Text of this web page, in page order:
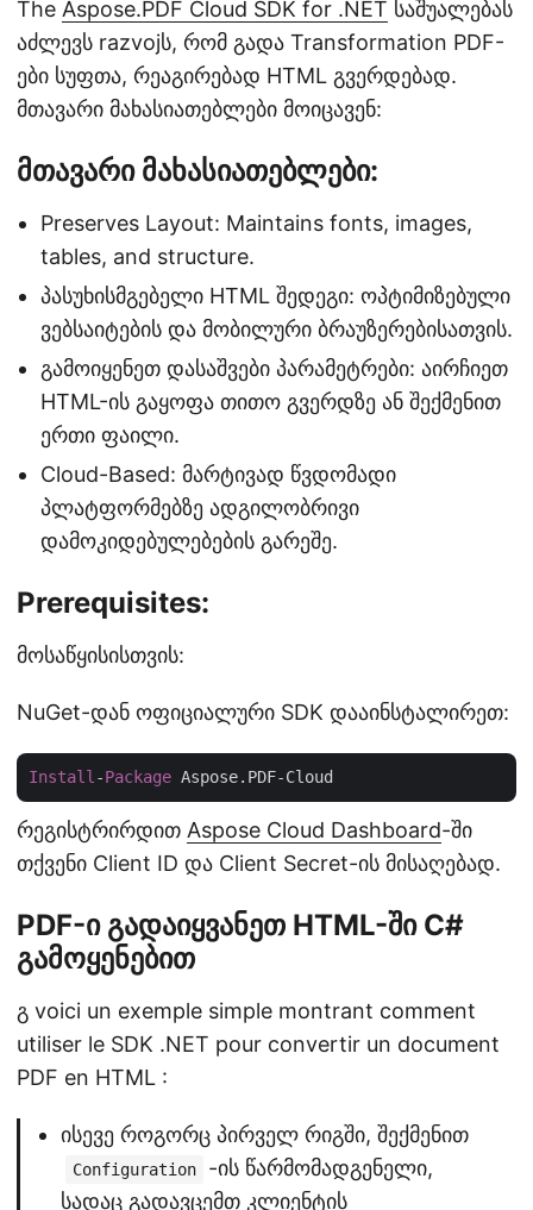
The Aspose.PDF Cloud SDK for .NET საშუალებას
აძლევს razvojს, რომ გადა Transformation PDF-
ები სუფთა, რეაგირებად HTML გვერდებად.
მთავარი მახასიათებლები მოიცავენ:
მთავარი მახასიათებლები:
Preserves Layout: Maintains fonts, images,
tables, and structure.
პასუხისმგებელი HTML შედეგი: ოპტიმიზებული
ვებსაიტების და მობილური ბრაუზერებისათვის.
გამოიყენეთ დასაშვები პარამეტრები: აირჩიეთ
HTML-ის გაყოფა თითო გვერდზე ან შექმენით
ერთი ფაილი.
Cloud-Based: მარტივად წვდომადი
პლატფორმებზე ადგილობრივი
დამოკიდებულებების გარეშე.
Prerequisites:
მოსაწყისისთვის:
NuGet-დან ოფიციალური SDK დააინსტალირეთ:
Install -Package
რეგისტრირდით Aspose Cloud Dashboard-ში
თქვენი Client ID და Client Secret-ის მისაღებად.
PDF-ი გადაიყვანეთ HTML-ში C#
გამოყენებით
გ voici un exemple simple montrant comment
utiliser le SDK .NET pour convertir un document
PDF en HTML :
ისევე როგორც პირველ რიგში, შექმენით
Configuration
-ის წარმომადგენელი,
სადაც გადავცემთ კლიენტის